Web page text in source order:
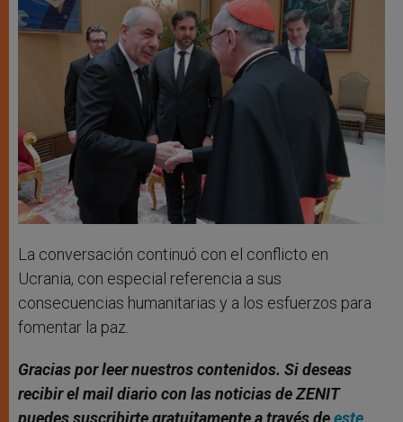
La conversación continuó con el conflicto en
Ucrania, con especial referencia a sus
consecuencias humanitarias y a los esfuerzos para
fomentar la paz.
Gracias por leer nuestros contenidos. Si deseas
recibir el mail diario con las noticias de ZENIT
puedes suscribirte gratuitamente a través deeste